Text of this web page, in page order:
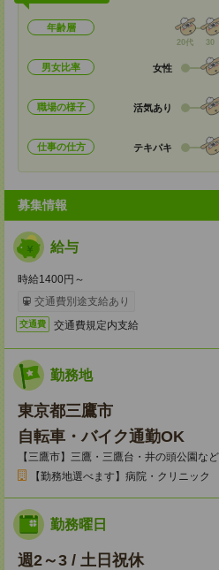
年齢層
20代 30
男女比率 女性
職場の様子 活気あり
仕事の仕方 テキパキ
募集情報
給与
時給1400円～
交通費別途支給あり
交通費 交通費規定内支給
勤務地
東京都三鷹市
自転車・バイク通勤OK
【三鷹市】三鷹・三鷹台・井の頭公園な
【勤務地選べます】病院・クリニック
勤務曜日
週2～3 / 土日祝休